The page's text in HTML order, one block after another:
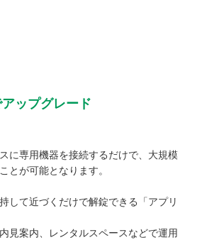
ップグレード
に専用機器を接続するだけで、大規模
とが可能となります。
して近づくだけで解錠できる「アプリ
見案内、レンタルスペースなどで運用